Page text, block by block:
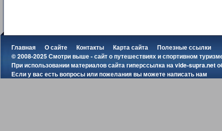
Главная О сайте Контакты Карта сайта
Полезные ссылки
© 2008-2025 Смотри выше - сайт о путешествиях и спортивном
При использовании материалов сайта гиперссылка наvide-supra.net
Если у вас есть вопросы или пожелания вы можетенаписать нам